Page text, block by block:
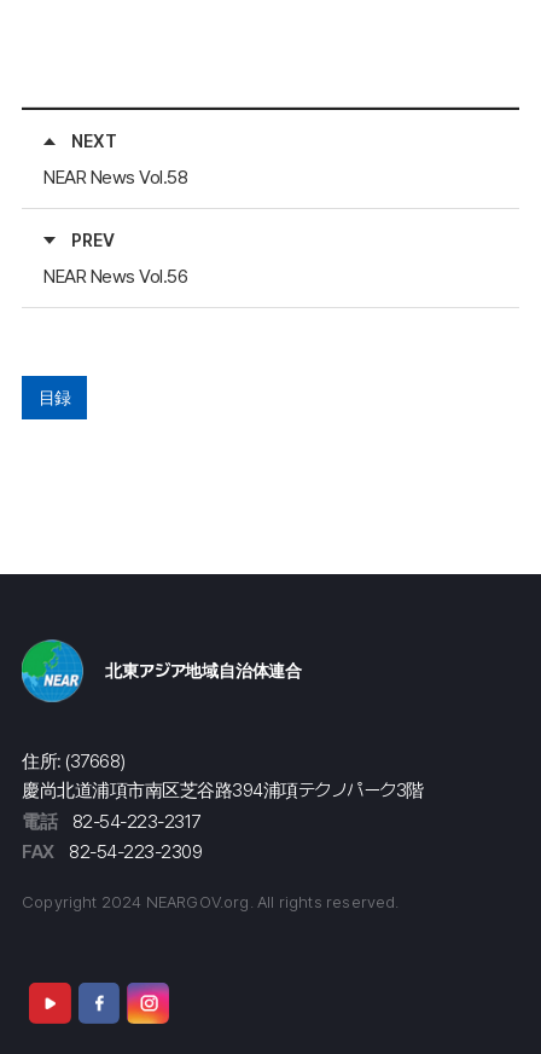
NEXT
NEAR News Vol.58
PREV
NEAR News Vol.56
目録
北東アジア地域自治体連合
住所: (37668)
慶尚北道浦項市南区芝谷路394浦項テクノパーク3階
電話
82-54-223-2317
FAX
82-54-223-2309
Copyright 2024 NEARGOV.org. All rights reserved.